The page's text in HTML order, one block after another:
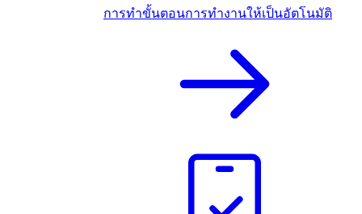
การทำขั้นตอนการทำงานให้เป็นอัตโนมัติ